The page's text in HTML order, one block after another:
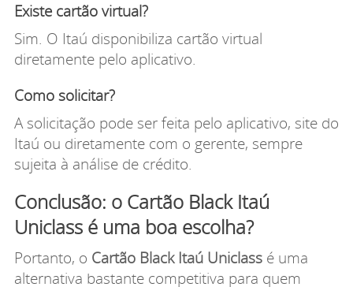
Existe cartão virtual?
Sim. O Itaú disponibiliza cartão virtual
diretamente pelo aplicativo.
Como solicitar?
A solicitação pode ser feita pelo aplicativo, site do
Itaú ou diretamente com o gerente, sempre
sujeita à análise de crédito.
Conclusão: o Cartão Black Itaú
Uniclass é uma boa escolha?
Portanto, o Cartão Black Itaú Uniclassé uma
alternativa bastante competitiva para quem